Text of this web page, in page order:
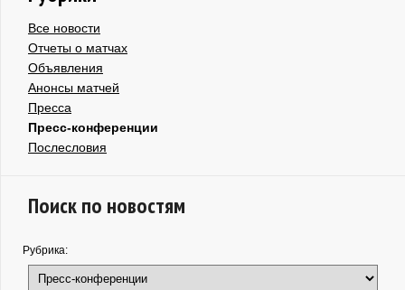
Все новости
Отчеты о матчах
Объявления
Анонсы матчей
Пресса
Пресс-конференции
Послесловия
Поиск по новостям
Рубрика: